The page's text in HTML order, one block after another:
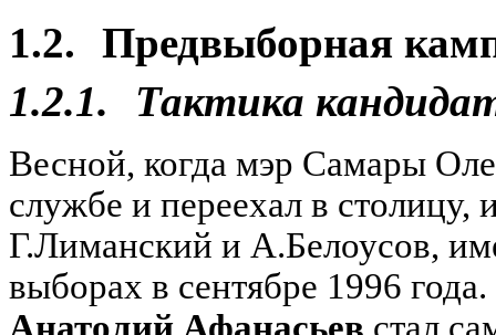
1.2.
Предвыборная
1.2.1.
Тактика
Весной, когда мэр Самары
службе и переехал в столицу,
Г.Лиманский и А.Белоусов,
выборах в сентябре 1996